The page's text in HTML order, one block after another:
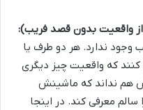
از واقعیت بدون قصد فریب):
وجود ندارد. هر دو طرف یا
کنند که واقعیت چیز دیگری
هم نداند که ماشینش
معرفی کند. در اینجا